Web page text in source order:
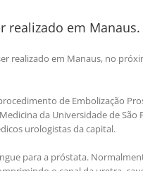
realizado em Manaus.
realizado em Manaus, no
de Embolização
da Universidade de São
urologistas da capital.
para a próstata.